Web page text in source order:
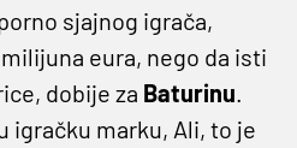
sjajnog igrača,
eura, nego da isti
dobije za Baturinu
igračku marku, Ali, to je